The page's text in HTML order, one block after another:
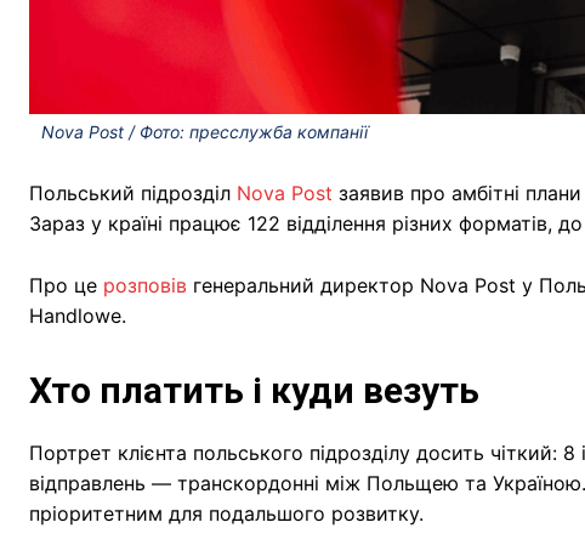
Nova Post / Фото: пресслужба компанії
Польський підрозділ Nova Post заявив про амбітні
Зараз у країні працює 122 відділення різних форматів,
Про це розповів генеральний директор Nova Post у
Handlowe.
Хто платить і куди везуть
Портрет клієнта польського підрозділу досить чіткий: 8
відправлень — транскордонні між Польщею та
пріоритетним для подальшого розвитку.